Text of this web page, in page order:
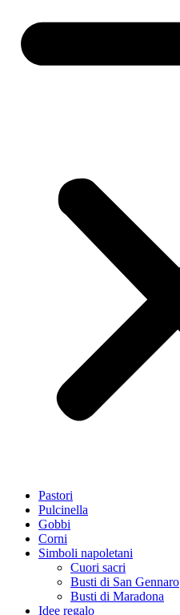
Pastori
Pulcinella
Gobbi
Corni
Simboli napoletani
Cuori sacri
Busti di San Gennaro
Busti di Maradona
Idee regalo